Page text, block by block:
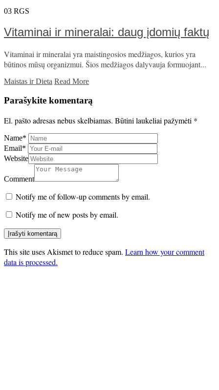
03 RGS
Vitaminai ir mineralai: daug įdomių faktų
Vitaminai ir mineralai yra maistingosios medžiagos, kurios yra
būtinos mūsų organizmui. Šios medžiagos dalyvauja formuojant...
Maistas ir Dieta Read More
Parašykite komentarą
El. pašto adresas nebus skelbiamas. Būtini laukeliai pažymėti *
Name*
Email*
Website
Comment
Notify me of follow-up comments by email.
Notify me of new posts by email.
This site uses Akismet to reduce spam. Learn how your comment
data is processed.